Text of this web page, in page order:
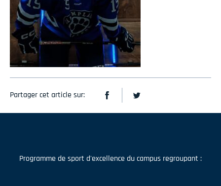
Partager cet article sur:
Programme de sport d'excellence du campus regroupant :